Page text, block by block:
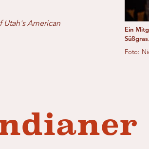
Utah's American
Ein
Süßgras.
Foto: